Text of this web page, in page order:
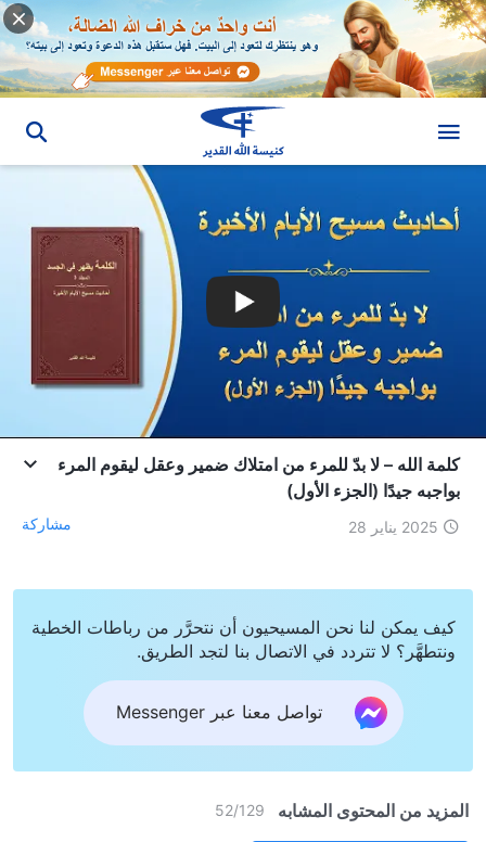
كلمة الله – لا بدّ للمرء من امتلاك ضمير وعقل ليقوم المرء
بواجبه جيدًا (الجزء الأول)
2025 يناير 28 مشاركة
كيف يمكن لنا نحن المسيحيون أن نتحرَّر من رباطات الخطية
ونتطهَّر؟ لا تتردد في الاتصال بنا لتجد الطريق.
تواصل معنا عبر Messenger
المزيد من المحتوى المشابه 52/129